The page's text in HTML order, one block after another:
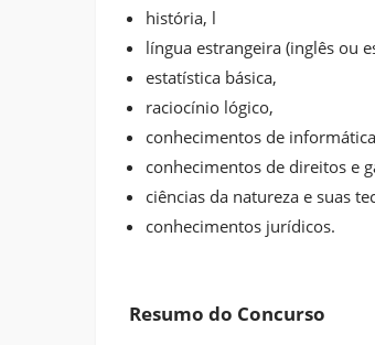
história, l
língua estrangeira (inglês ou
estatística básica,
raciocínio lógico,
conhecimentos de
conhecimentos de direitos e
ciências da natureza e suas
conhecimentos jurídicos.
Resumo do Concurso